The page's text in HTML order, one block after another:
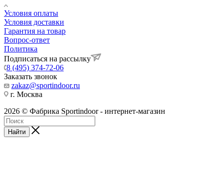
Условия оплаты
Условия доставки
Гарантия на товар
Вопрос-ответ
Политика
Подписаться на рассылку
8 (495) 374-72-06
Заказать звонок
zakaz@sportindoor.ru
г. Москва
2026 © Фабрика Sportindoor - интернет-магазин
Найти